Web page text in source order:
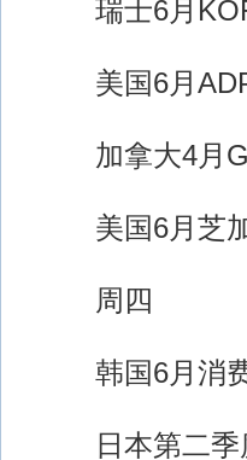
瑞士6月
美国6月ADP
加拿大4月
美国6月芝加
周四
韩国6月消费
日本第二季